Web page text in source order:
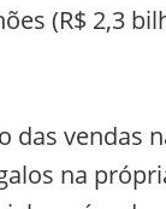
(R$ 2,3
das vendas
na